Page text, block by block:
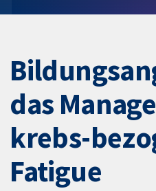
das
krebs-
Fatigue